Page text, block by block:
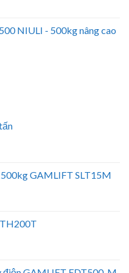
NIULI - 500kg nâng cao
GAMLIFT SLT15M